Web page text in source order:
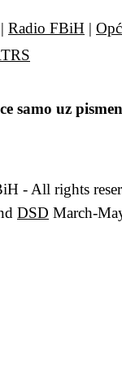
| Radio FBiH |
samo uz
- All rights
DSD March-